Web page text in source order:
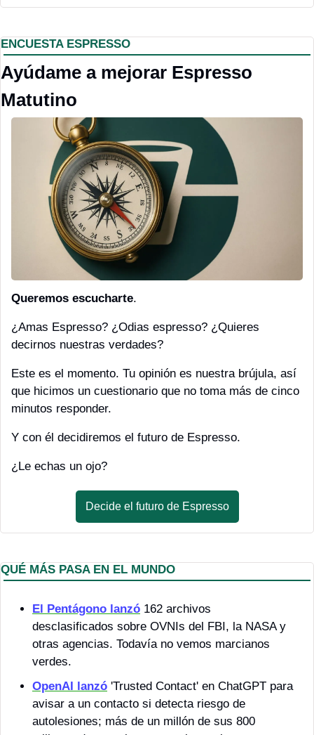
ENCUESTA ESPRESSO
Ayúdame a mejorar Espresso
Matutino
Queremos escucharte.
¿Amas Espresso? ¿Odias espresso? ¿Quieres
decirnos nuestras verdades?
Este es el momento. Tu opinión es nuestra brújula, así
que hicimos un cuestionario que no toma más de cinco
minutos responder.
Y con él decidiremos el futuro de Espresso.
¿Le echas un ojo?
Decide el futuro de Espresso
QUÉ MÁS PASA EN EL MUNDO
El Pentágono lanzó 162 archivos
desclasificados sobre OVNIs del FBI, la NASA y
otras agencias. Todavía no vemos marcianos
verdes.
OpenAI lanzó 'Trusted Contact' en ChatGPT para
avisar a un contacto si detecta riesgo de
autolesiones; más de un millón de sus 800